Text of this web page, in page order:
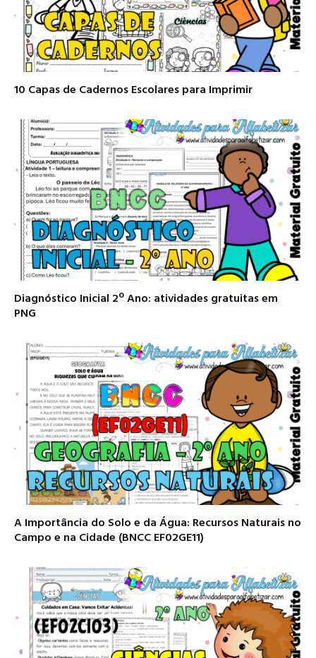
10 Capas de Cadernos Escolares para Imprimir
Diagnóstico Inicial 2º Ano: atividades gratuitas em
PNG
A Importância do Solo e da Água: Recursos Naturais no
Campo e na Cidade (BNCC EF02GE11)